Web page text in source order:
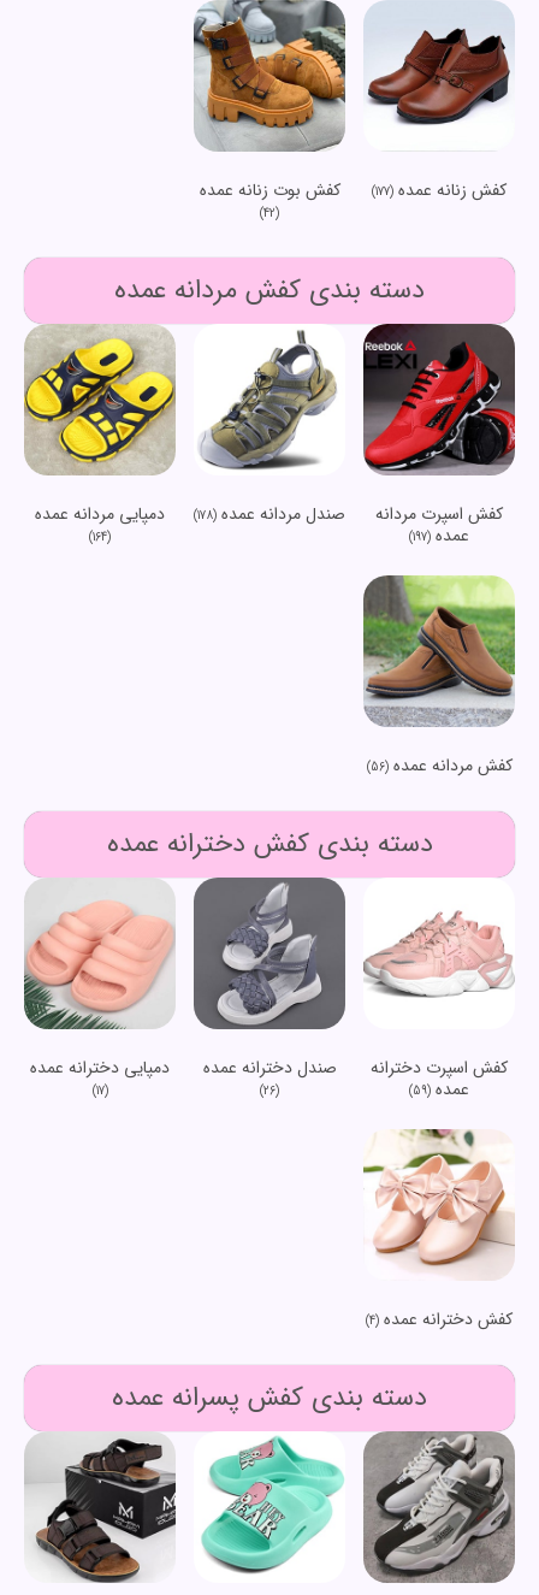
کفش زنانه عمده (177) کفش بوت زنانه عمده
(42)
دسته بندی کفش مردانه عمده
کفش اسپرت مردانه
عمده (197)
صندل مردانه عمده (178) دمپایی مردانه عمده
(164)
کفش مردانه عمده(56)
دسته بندی کفش دخترانه عمده
کفش اسپرت دخترانه
عمده (59)
صندل دخترانه عمده
(26)
دمپایی دخترانه عمده
(17)
کفش دخترانه عمده (4)
دسته بندی کفش پسرانه عمده